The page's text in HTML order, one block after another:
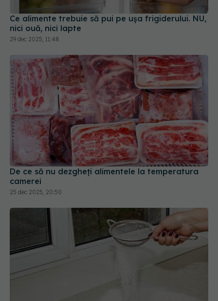
Ce alimente trebuie să pui pe ușa frigiderului. NU,
nici ouă, nici lapte
29 dec 2025, 11:48
De ce să nu dezgheți alimentele la temperatura
camerei
25 dec 2025, 20:50